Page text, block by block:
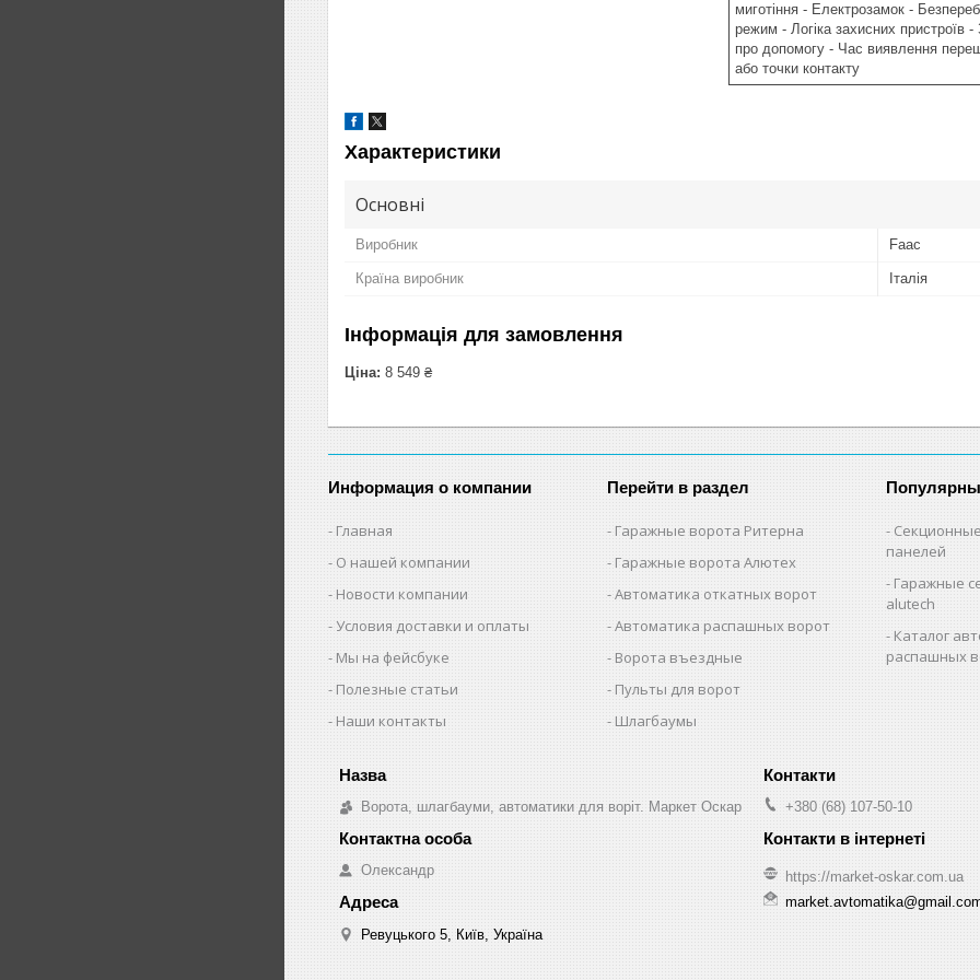
миготіння - Електрозамок -
режим - Логіка захисних пристроїв -
про допомогу - Час виявлення
або точки контакту
Характеристики
Основні
Виробник Faac
Країна виробник Італія
Інформація для замовлення
Ціна: 8 549 ₴
Информация о компании
Главная
О нашей компании
Новости компании
Условия доставки и оплаты
Мы на фейсбуке
Полезные статьи
Наши контакты
Перейти в раздел
Гаражные ворота Ритерна
Гаражные ворота Алютех
Автоматика откатных ворот
Автоматика распашных ворот
Ворота въездные
Пульты для ворот
Шлагбаумы
панелей
Гаражные
alutech
Каталог
распашных
Ворота, шлагбауми, автоматики для воріт. Маркет Оскар
Олександр
Ревуцького 5, Київ, Україна
+380 (68) 107-50-10
https://market-oskar.com.ua